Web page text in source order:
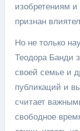
изобретениям
признан
Но не только
Теодора Банди
своей семье и
публикаций и
считает
свободное